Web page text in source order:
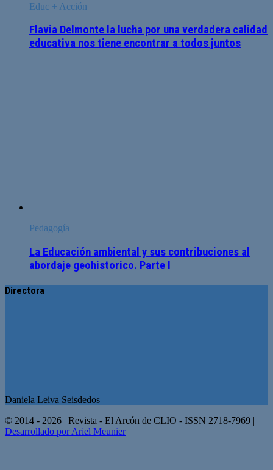
Educ + Acción
Flavia Delmonte la lucha por una verdadera calidad
educativa nos tiene encontrar a todos juntos
Pedagogía
La Educación ambiental y sus contribuciones al
abordaje geohistorico. Parte I
Directora
Daniela Leiva Seisdedos
© 2014 - 2026 | Revista - El Arcón de CLIO - ISSN 2718-7969 |
Desarrollado por Ariel Meunier